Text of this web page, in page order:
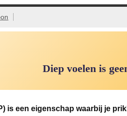
Diep voelen is
is een eigenschap waarbij je